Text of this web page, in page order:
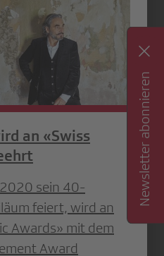
an «Swiss
sein 40-
feiert, wird an
Awards» mit dem
Award
Newsletter abonnieren